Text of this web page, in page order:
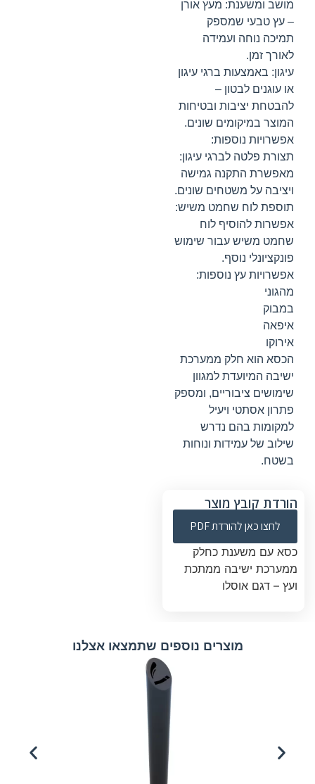
מושב ומשענת: מעץ אורן
– עץ טבעי שמספק
תמיכה נוחה ועמידה
לאורך זמן.
עיגון: באמצעות ברגי עיגון
או עוגנים לבטון –
להבטחת יציבות ובטיחות
המוצר במיקומים שונים.
אפשרויות נוספות:
תצורת פלטה לברגי עיגון:
מאפשרת התקנה גמישה
ויציבה על משטחים שונים.
תוספת לוח שחמט משיש:
אפשרות להוסיף לוח
שחמט משיש עבור שימוש
פונקציונלי נוסף.
אפשרויות עץ נוספות:
מהגוני
במבוק
איפאה
אירוקו
הכסא הוא חלק ממערכת
ישיבה המיועדת למגוון
שימושים ציבוריים, ומספק
פתרון אסתטי ויעיל
למקומות בהם נדרש
שילוב של עמידות ונוחות
בשטח.
הורדת קובץ מוצר
לחצו כאן להורדת PDF
כסא עם משענת כחלק
ממערכת ישיבה ממתכת
ועץ – דגם אוסלו
מוצרים נוספים שתמצאו אצלנו